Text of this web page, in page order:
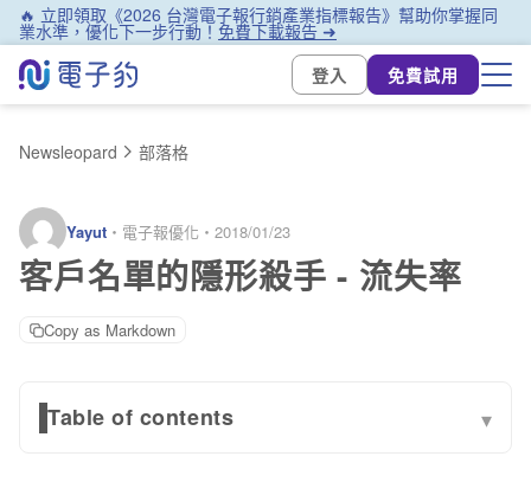
🔥 立即領取《2026 台灣電子報行銷產業指標報告》幫助你掌握同
業水準，優化下一步行動！免費下載報告 ➜
登入
免費試用
Newsleopard 部落格
Yayut ・ 電子報優化 ・ 2018/01/23
客戶名單的隱形殺手 - 流失率
Copy as Markdown
Table of contents ▾